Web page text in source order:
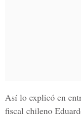
Así lo explicó en
fiscal chileno